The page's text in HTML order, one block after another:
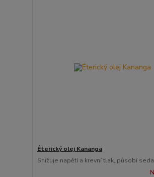
Éterický olej Kananga
Snižuje napětí a krevní tlak, působí